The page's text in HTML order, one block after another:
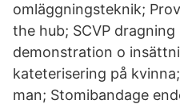
omläggningsteknik;
the hub; SCVP dragning
demonstration o
kateterisering på
man; Stomibandage